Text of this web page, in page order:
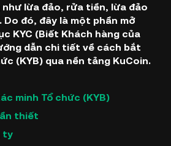
lừa đảo, rửa tiền, lừa đảo
đó, đây là một phần mở
KYC (Biết Khách hàng của
dẫn chi tiết về cách bắt
(KYB) qua nền tảng KuCoin.
minh Tổ chức (KYB)
thiết
ty